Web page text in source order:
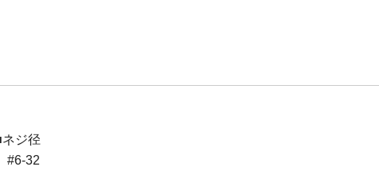
ネジ径
#6-32